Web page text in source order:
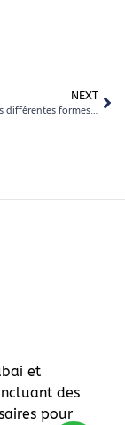
NEXT
Découvrez les différentes formes de coaching en entreprise à Dubai
et
des
pour